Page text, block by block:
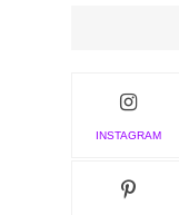
INSTAGRAM